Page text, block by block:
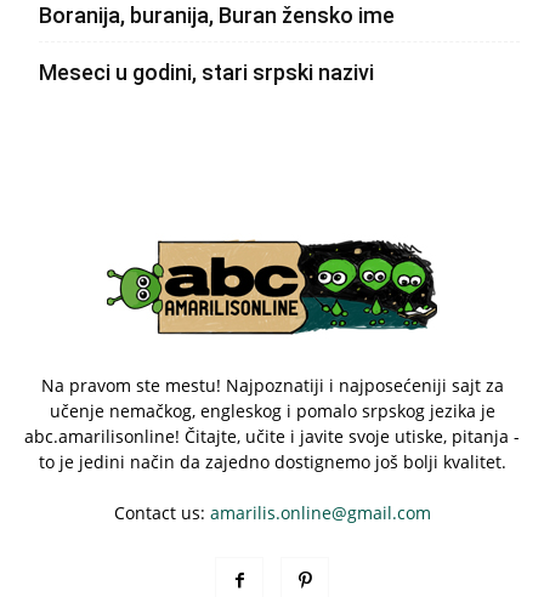
Boranija, buranija, Buran žensko ime
Meseci u godini, stari srpski nazivi
Na pravom ste mestu! Najpoznatiji i najposećeniji sajt za
učenje nemačkog, engleskog i pomalo srpskog jezika je
abc.amarilisonline! Čitajte, učite i javite svoje utiske, pitanja -
to je jedini način da zajedno dostignemo još bolji kvalitet.
Contact us: amarilis.online@gmail.com